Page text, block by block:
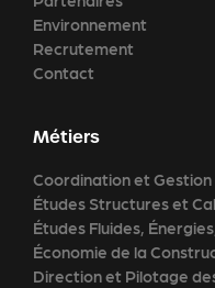
Environnement
Recrutement
Contact
Métiers
Coordination et
Études Structures et
Études Fluides,
Économie de la
Direction et Pilotage